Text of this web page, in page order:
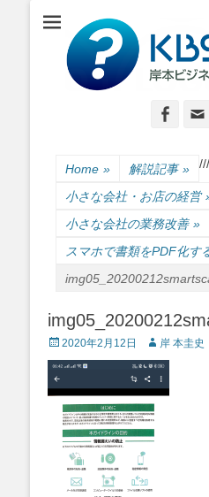
小さな会社・小さなお店のIT
Home » 解説記事 » /
小さな会社・お店の経営
/
小さな会社の業務改善 »
/
スマホで書類をPDF化す
Posted
on
2020年2月12日 Author
岸 本圭史